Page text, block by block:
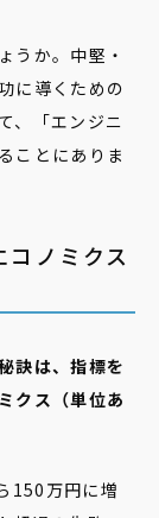
うか。中堅・
に導くための
、「エンジニ
ことにありま
コノミクス
訣は、指標を
クス（単位あ
150万円に増